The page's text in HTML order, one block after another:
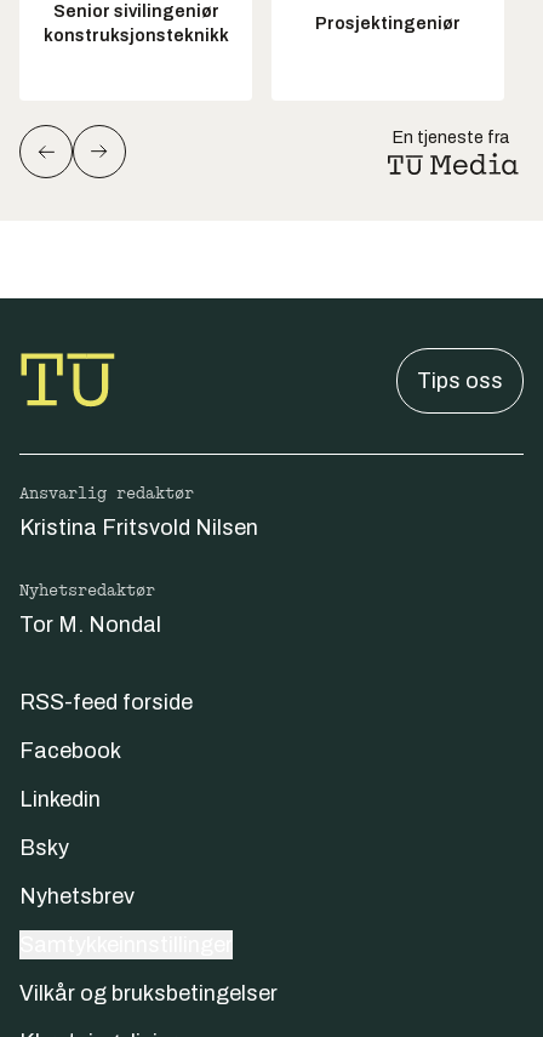
Senior sivilingeniør
konstruksjonsteknikk
Prosjektingeniør
En tjeneste fra
Tips oss
Ansvarlig redaktør
Kristina Fritsvold Nilsen
Nyhetsredaktør
Tor M. Nondal
RSS-feed forside
Facebook
Linkedin
Bsky
Nyhetsbrev
Vilkår og bruksbetingelser